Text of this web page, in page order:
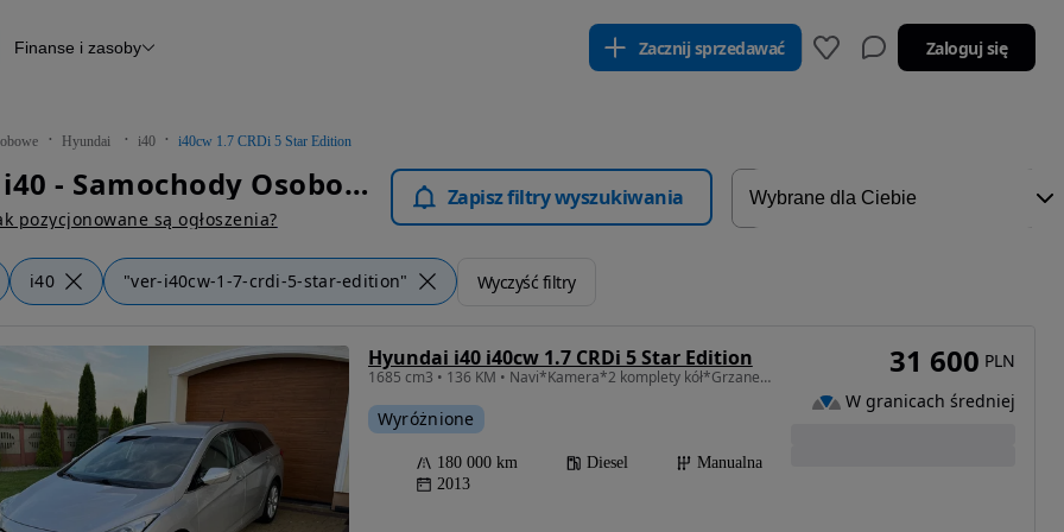
Raport z inspekcji
Otomoto News
Finanse i zasoby Zacznij sprzedawać Zaloguj się
Hyundai i40 i40cw 1.7 CRDi 5 Star Edition
Hyundai i40 - Samochody Osobowe
pozycjonowane są ogłoszenia?
Zapisz filtry wyszukiwania
i40 "ver-i40cw-1-7-crdi-5-star-edition" Wyczyść filtry
Hyundai i40 i40cw 1.7 CRDi 5 Star Edition
1685 cm3 • 136 KM • Navi*Kamera*2 komplety kół*Grzane fotele*Zarejestrowany w PL
Wyróżnione
180 000 km Diesel
Manualna
2013
31 600 PLN
W granicach średniej